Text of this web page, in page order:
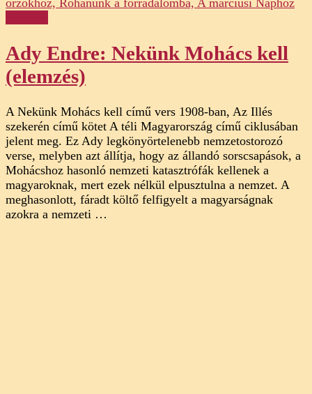
Ady Endre: Nekünk Mohács kell
(elemzés)
A Nekünk Mohács kell című vers 1908-ban, Az Illés
szekerén című kötet A téli Magyarország című ciklusában
jelent meg. Ez Ady legkönyörtelenebb nemzetostorozó
verse, melyben azt állítja, hogy az állandó sorscsapások, a
Mohácshoz hasonló nemzeti katasztrófák kellenek a
magyaroknak, mert ezek nélkül elpusztulna a nemzet. A
meghasonlott, fáradt költő felfigyelt a magyarságnak
azokra a nemzeti …